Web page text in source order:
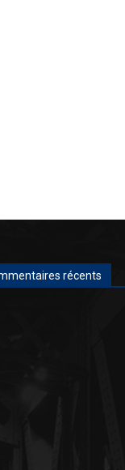
récents